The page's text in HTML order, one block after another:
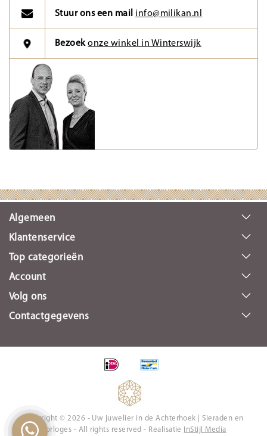
Stuur ons een mail info@milikan.nl
Bezoekonze winkel in Winterswijk
Algemeen
Klantenservice
Top categorieën
Account
Volg ons
Contactgegevens
Copyright © 2026 - Uw juwelier in de Achterhoek | Sieraden en
Horloges - All rights reserved - Realisatie
InStijl Media